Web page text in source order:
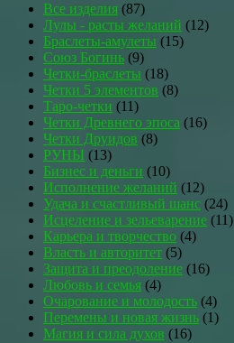
Все изделия (87)
Лулы - расты желаний (12)
Браслеты-амулеты (15)
Союз Богинь (9)
Четки-браслеты (18)
Четки 5 элементов (8)
Таро-четки (11)
Четки Древнего эпоса (16)
Четки Друидов (8)
РУНЫ (13)
Бизнес и деньги (10)
Исполнение желаний (12)
Удача и счастливый шанс (24)
Исцеление и зельеварение (11)
Карьера и творчество (4)
Власть и авторитет (5)
Защита и преодоление (16)
Любовь и семья (4)
Очарование и молодость (4)
Перемены и новая жизнь (1)
Магия и сила духов (16)